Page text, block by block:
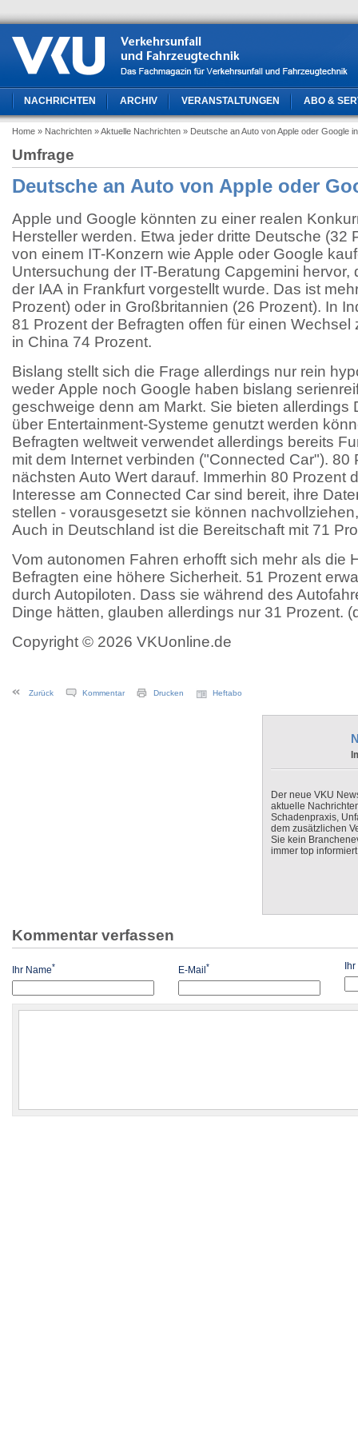
NACHRICHTEN ARCHIV VERANSTALTUNGEN ABO &
Home » Nachrichten » Aktuelle Nachrichten » Deutsche an Auto von Apple oder Google
Umfrage
Deutsche an Auto von Apple oder
Apple und Google könnten zu einer realen
Hersteller werden. Etwa jeder dritte Deutsche (32
von einem IT-Konzern wie Apple oder Google
Untersuchung der IT-Beratung Capgemini hervor,
der IAA in Frankfurt vorgestellt wurde. Das ist
Prozent) oder in Großbritannien (26 Prozent). In
81 Prozent der Befragten offen für einen Wechsel
in China 74 Prozent.
Bislang stellt sich die Frage allerdings nur rein
weder Apple noch Google haben bislang
geschweige denn am Markt. Sie bieten allerdings
über Entertainment-Systeme genutzt werden
Befragten weltweit verwendet allerdings bereits
mit dem Internet verbinden ("Connected Car"). 80
nächsten Auto Wert darauf. Immerhin 80 Prozent
Interesse am Connected Car sind bereit, ihre
stellen - vorausgesetzt sie können
Auch in Deutschland ist die Bereitschaft mit 71
Vom autonomen Fahren erhofft sich mehr als die
Befragten eine höhere Sicherheit. 51 Prozent
durch Autopiloten. Dass sie während des
Dinge hätten, glauben allerdings nur 31 Prozent.
Copyright © 2026 VKUonline.de
Zurück Kommentar Drucken Heftabo
Der neue VKU
aktuelle
Schadenpraxis,
dem zusätzlichen
Sie kein
immer top
Kommentar verfassen
Ihr Name* E-Mail *